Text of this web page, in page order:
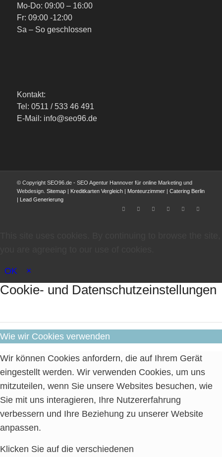
Mo-Do: 09:00 – 16:00
Fr: 09:00 -12:00
Sa – So geschlossen
Kontakt:
Tel: 0511 / 533 46 491
E-Mail: info@seo96.de
© Copyright SEO96.de - SEO Agentur Hannover für online Marketing und
Webdesign. Sitemap| Kreditkarten Vergleich| Monteurzimmer| Catering Berlin
| Lead Generierung
OK ×
Cookie- und Datenschutzeinstellungen
Wie wir Cookies verwenden
Wir können Cookies anfordern, die auf Ihrem Gerät
eingestellt werden. Wir verwenden Cookies, um uns
mitzuteilen, wenn Sie unsere Websites besuchen, wie
Sie mit uns interagieren, Ihre Nutzererfahrung
verbessern und Ihre Beziehung zu unserer Website
anpassen.
Klicken Sie auf die verschiedenen